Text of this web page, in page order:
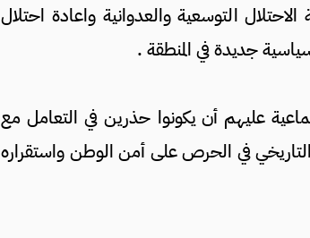
التوسعية والعدوانية واعادة احتلال
جديدة في المنطقة .
عليهم أن يكونوا حذرين في التعامل مع
في الحرص على أمن الوطن واستقراره